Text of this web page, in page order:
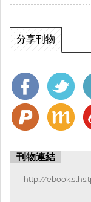
分享刊物
刊物連結
http://